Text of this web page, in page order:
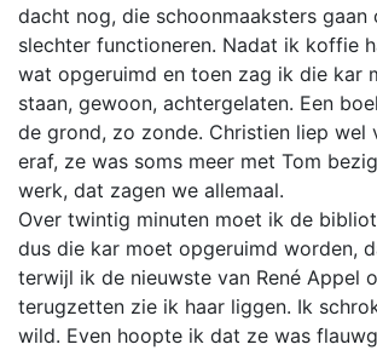
dacht nog, die schoonmaaksters gaan
slechter functioneren. Nadat ik koffie
wat opgeruimd en toen zag ik die kar
staan, gewoon, achtergelaten. Een
de grond, zo zonde. Christien liep wel
eraf, ze was soms meer met Tom
werk, dat zagen we allemaal.
Over twintig minuten moet ik de
dus die kar moet opgeruimd worden,
terwijl ik de nieuwste van René Appel
terugzetten zie ik haar liggen. Ik
wild. Even hoopte ik dat ze was